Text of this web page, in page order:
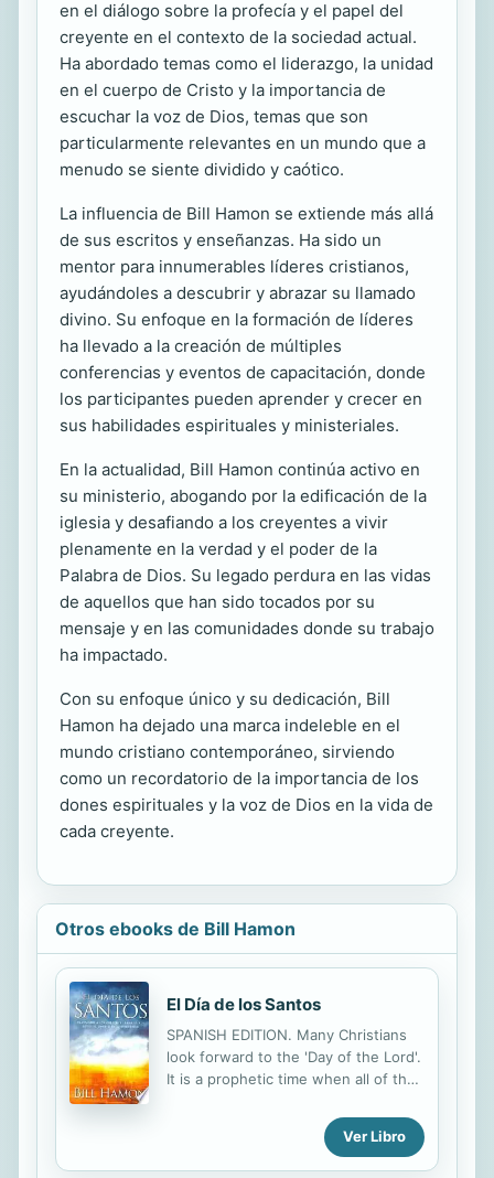
en el diálogo sobre la profecía y el papel del
creyente en el contexto de la sociedad actual.
Ha abordado temas como el liderazgo, la unidad
en el cuerpo de Cristo y la importancia de
escuchar la voz de Dios, temas que son
particularmente relevantes en un mundo que a
menudo se siente dividido y caótico.
La influencia de Bill Hamon se extiende más allá
de sus escritos y enseñanzas. Ha sido un
mentor para innumerables líderes cristianos,
ayudándoles a descubrir y abrazar su llamado
divino. Su enfoque en la formación de líderes
ha llevado a la creación de múltiples
conferencias y eventos de capacitación, donde
los participantes pueden aprender y crecer en
sus habilidades espirituales y ministeriales.
En la actualidad, Bill Hamon continúa activo en
su ministerio, abogando por la edificación de la
iglesia y desafiando a los creyentes a vivir
plenamente en la verdad y el poder de la
Palabra de Dios. Su legado perdura en las vidas
de aquellos que han sido tocados por su
mensaje y en las comunidades donde su trabajo
ha impactado.
Con su enfoque único y su dedicación, Bill
Hamon ha dejado una marca indeleble en el
mundo cristiano contemporáneo, sirviendo
como un recordatorio de la importancia de los
dones espirituales y la voz de Dios en la vida de
cada creyente.
Otros ebooks de Bill Hamon
El Día de los Santos
SPANISH EDITION. Many Christians
look forward to the 'Day of the Lord'.
It is a prophetic time when all of the
related to the glorious church of
Christ fulfilled. With prophetic clarity,
you will find Biblical directives and
Ver Libro